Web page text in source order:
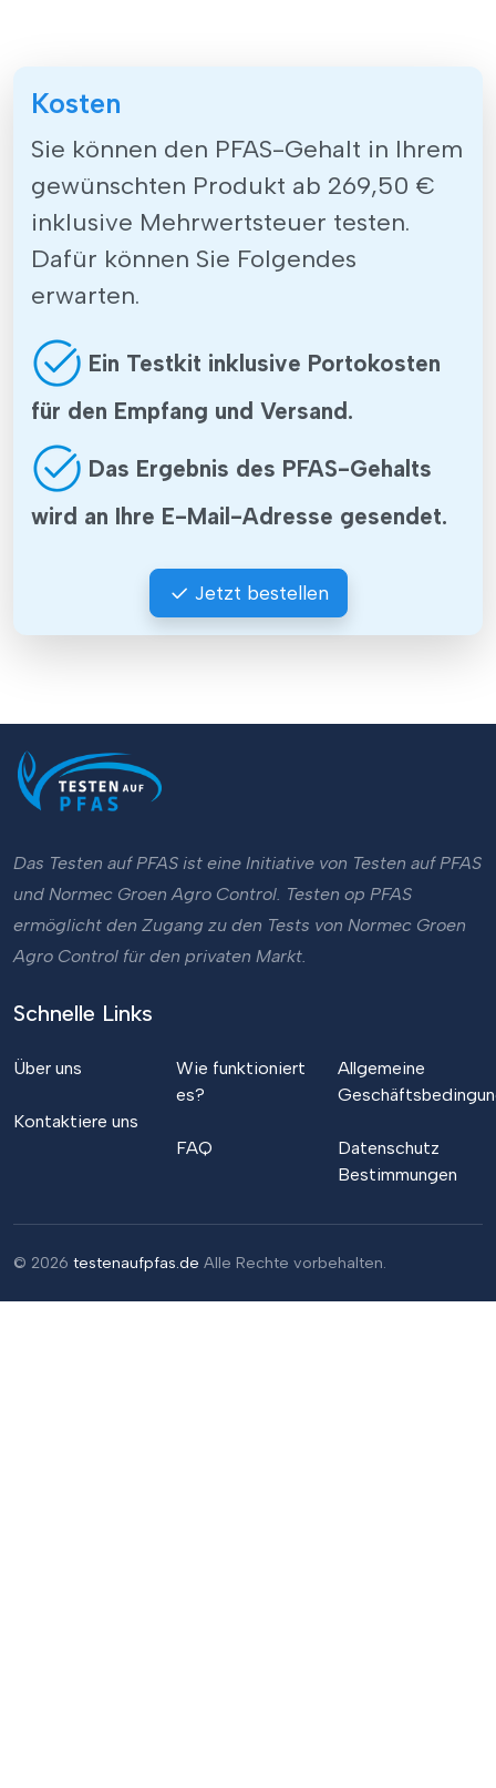
Kosten
Sie können den PFAS-Gehalt in Ihrem
gewünschten Produkt ab 269,50 €
inklusive Mehrwertsteuer testen.
Dafür können Sie Folgendes
erwarten.
Ein Testkit inklusive Portokosten
für den Empfang und Versand.
Das Ergebnis des PFAS-Gehalts
wird an Ihre E-Mail-Adresse gesendet.
Jetzt bestellen
Das Testen auf PFAS ist eine Initiative von Testen auf PFAS
und Normec Groen Agro Control. Testen op PFAS
ermöglicht den Zugang zu den Tests von Normec Groen
Agro Control für den privaten Markt.
Schnelle Links
Über uns
Kontaktiere uns
Wie funktioniert
es?
FAQ
Allgemeine
Datenschutz
Bestimmungen
© 2026 testenaufpfas.de Alle Rechte vorbehalten.